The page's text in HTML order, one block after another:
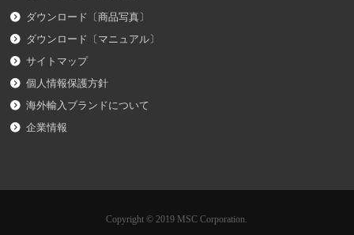
ダウンロード〔商品写真〕
ダウンロード〔マニュアル〕
サイトマップ
個人情報保護方針
海外輸入ブランドについて
企業情報
Copyright © 2019 MSC Corporation.